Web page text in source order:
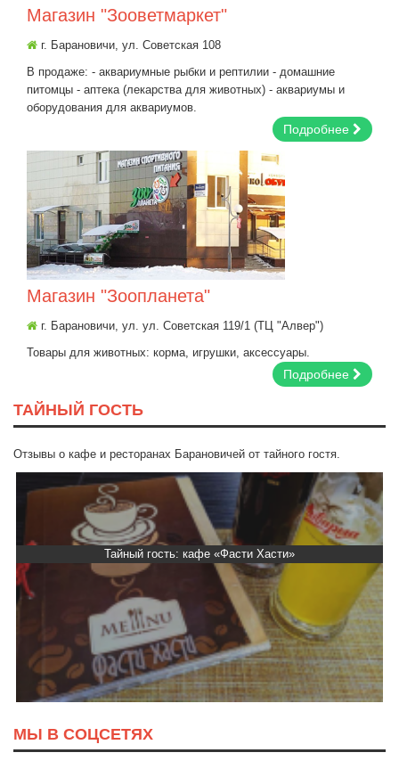
Магазин "Зооветмаркет"
г. Барановичи, ул. Советская 108
В продаже: - аквариумные рыбки и рептилии - домашние
питомцы - аптека (лекарства для животных) - аквариумы и
оборудования для аквариумов.
Подробнее
Магазин "Зоопланета"
г. Барановичи, ул. ул. Советская 119/1 (ТЦ "Алвер")
Товары для животных: корма, игрушки, аксессуары.
Подробнее
ТАЙНЫЙ ГОСТЬ
Отзывы о кафе и ресторанах Барановичей от тайного гостя.
Тайный гость: кафе «Фасти Хасти»
МЫ В СОЦСЕТЯХ